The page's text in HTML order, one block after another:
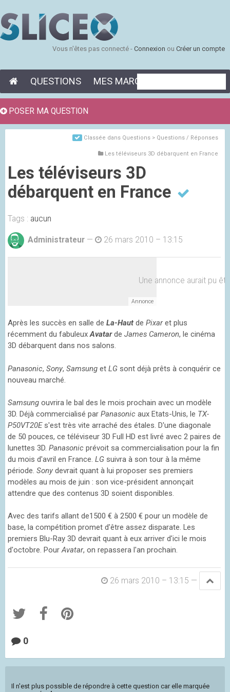
Vous n'êtes pas connecté - Connexion ou Créer un compte
QUESTIONS MES MARQUE-PAGES
Classée dans Questions > Questions / Réponses
Les téléviseurs 3D débarquent en France
Les téléviseurs 3D
débarquent en France
Tags : aucun
Administrateur — 26 mars 2010 – 13:15
Une annonce aurait pu
Après les succès en salle de La-Haut de Pixaret plus
récemment du fabuleuxAvatarde James Cameron, le cinéma
3D débarquent dans nos salons.
Panasonic, Sony, Samsung et LG sont déjà prêts à conquérir ce
nouveau marché.
Samsung ouvrira le bal des le mois prochain avec un modèle
3D. Déjà commercialisé par Panasonic aux Etats-Unis, le TX-
P50VT20Es'est très vite arraché des étales. D'une diagonale
de 50 pouces, ce téléviseur 3D Full HD est livré avec 2 paires de
lunettes 3D. Panasonic prévoit sa commercialisation pour la fin
du mois d'avril en France. LG suivra à son tour à la même
période. Sony devrait quant à lui proposer ses premiers
modèles au mois de juin : son vice-président annonçait
attendre que des contenus 3D soient disponibles.
Avec des tarifs allant de1500 € à 2500 € pour un modèle de
base, la compétition promet d'être assez disparate. Les
premiers Blu-Ray 3D devrait quant à eux arriver d'ici le mois
d'octobre. PourAvatar, on repassera l'an prochain.
26 mars 2010 – 13:15 —
0
Il n'est plus possible de répondre à cette question car elle marquée
POSER MA QUESTION